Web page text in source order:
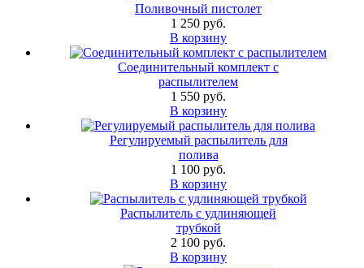
Поливочный пистолет
1 250 руб.
В корзину
Соединительный комплект с
распылителем
1 550 руб.
В корзину
Регулируемый распылитель для
полива
1 100 руб.
В корзину
Распылитель с удлиняющей
трубкой
2 100 руб.
В корзину